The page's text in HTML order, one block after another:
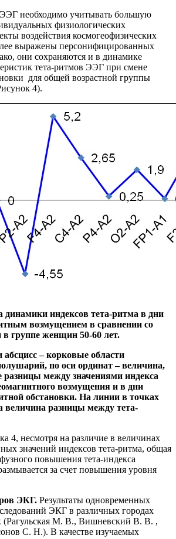
необходимо учитывать большую
физиологических
воздействия космогеофизических
выражены персонифицированных
они сохраняются и в динамике
тета-ритмов ЭЭГ при смене
для общей возрастной группы
4).
динамики индексов тета-ритма в дни
возмущением в сравнении со
группе женщин 50-60 лет.
– корковые области
по оси ординат – величина,
между значениями индекса
возмущения и в дни
обстановки. На линии в точках
величина разницы между тета-
4, несмотря на различие в величинах
значений индексов тета-ритма, общая
повышения тета-индекса
за счет повышения уровня
ЭКГ. Результаты одновременных
ЭКГ в различных городах
(Рагульская М. В., Вишневский В. В. ,
С. Н.). В качестве изучаемых